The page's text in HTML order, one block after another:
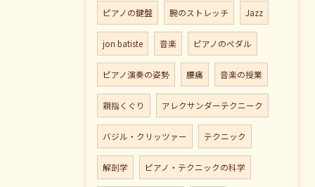
ピアノの鍵盤 腕のストレッチ Jazz
jon batiste 音楽 ピアノのペダル
ピアノ演奏の姿勢 腰痛 音楽の授業
親指くぐり アレクサンダーテクニーク
バジル・クリッツァー テクニック
解剖学 ピアノ・テクニックの科学